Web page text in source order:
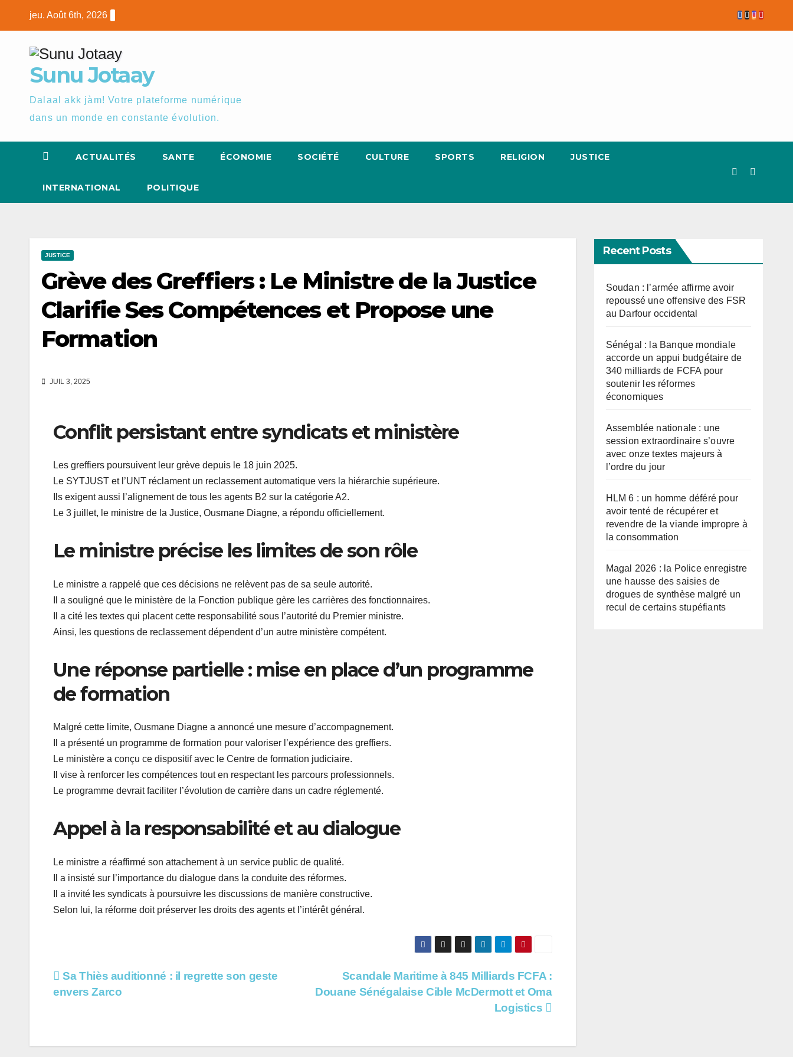
jeu. Août 6th, 2026
Sunu Jotaay
Dalaal akk jàm! Votre plateforme numérique
dans un monde en constante évolution.
ACTUALITÉS SANTE ÉCONOMIE SOCIÉTÉ CULTURE SPORTS RELIGION JUSTICE
INTERNATIONAL POLITIQUE
JUSTICE
Grève des Greffiers : Le Ministre de la Justice
Clarifie Ses Compétences et Propose une
Formation
JUIL 3, 2025
Conflit persistant entre syndicats et ministère
Les greffiers poursuivent leur grève depuis le 18 juin 2025.
Le SYTJUST et l’UNT réclament un reclassement automatique vers la hiérarchie supérieure.
Ils exigent aussi l’alignement de tous les agents B2 sur la catégorie A2.
Le 3 juillet, le ministre de la Justice, Ousmane Diagne, a répondu officiellement.
Le ministre précise les limites de son rôle
Le ministre a rappelé que ces décisions ne relèvent pas de sa seule autorité.
Il a souligné que le ministère de la Fonction publique gère les carrières des fonctionnaires.
Il a cité les textes qui placent cette responsabilité sous l’autorité du Premier ministre.
Ainsi, les questions de reclassement dépendent d’un autre ministère compétent.
Une réponse partielle : mise en place d’un programme
de formation
Malgré cette limite, Ousmane Diagne a annoncé une mesure d’accompagnement.
Il a présenté un programme de formation pour valoriser l’expérience des greffiers.
Le ministère a conçu ce dispositif avec le Centre de formation judiciaire.
Il vise à renforcer les compétences tout en respectant les parcours professionnels.
Le programme devrait faciliter l’évolution de carrière dans un cadre réglementé.
Appel à la responsabilité et au dialogue
Le ministre a réaffirmé son attachement à un service public de qualité.
Il a insisté sur l’importance du dialogue dans la conduite des réformes.
Il a invité les syndicats à poursuivre les discussions de manière constructive.
Selon lui, la réforme doit préserver les droits des agents et l’intérêt général.
Navigation
Scandale Maritime à 845 Milliards FCFA :
Douane Sénégalaise Cible McDermott et Oma
Logistics
Sa Thiès auditionné : il regrette son geste
envers Zarco
Recent Posts
Soudan : l’armée affirme avoir
repoussé une offensive des FSR
au Darfour occidental
Sénégal : la Banque mondiale
accorde un appui budgétaire de
340 milliards de FCFA pour
soutenir les réformes
économiques
Assemblée nationale : une
session extraordinaire s’ouvre
avec onze textes majeurs à
l’ordre du jour
HLM 6 : un homme déféré pour
avoir tenté de récupérer et
revendre de la viande impropre à
la consommation
Magal 2026 : la Police enregistre
une hausse des saisies de
drogues de synthèse malgré un
recul de certains stupéfiants